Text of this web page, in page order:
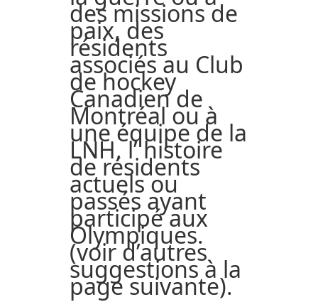
des missions de
paix, des
résidents
associés au Club
de hockey
Canadien de
Montréal ou à
une équipe de la
LNH, l’ histoire
de résidents
actuels ou
passés ayant
participé aux
Olympiques.
(voir d’autres
suggestions à la
page suivante).